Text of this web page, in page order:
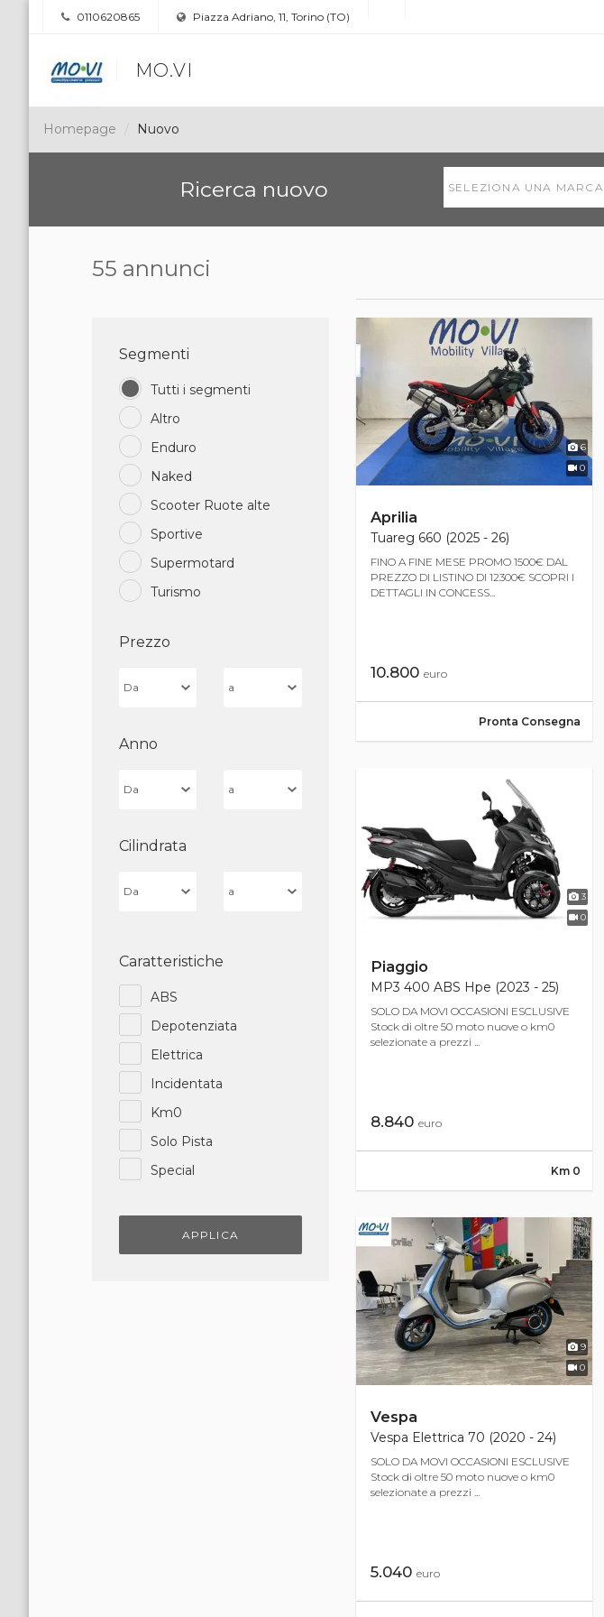
0110620865 Piazza Adriano, 11, Torino (TO)
MO.VI
Homepage Nuovo
Ricerca nuovo SELEZIONA UNA MARCA
55 annunci
Segmenti
Tutti i segmenti
Altro
Enduro
Naked
Scooter Ruote alte
Sportive
Supermotard
Turismo
Prezzo
Anno
Cilindrata
Caratteristiche
ABS
Depotenziata
Elettrica
Incidentata
Km0
Solo Pista
Special
APPLICA
6
0
Aprilia
Tuareg 660 (2025 - 26)
FINO A FINE MESE PROMO 1500€ DAL
PREZZO DI LISTINO DI 12300€ SCOPRI I
DETTAGLI IN CONCESS...
10.800 euro
Pronta Consegna
3
0
Piaggio
MP3 400 ABS Hpe (2023 - 25)
SOLO DA MOVI OCCASIONI ESCLUSIVE
Stock di oltre 50 moto nuove o km0
selezionate a prezzi ...
8.840 euro
Km 0
9
0
Vespa
Vespa Elettrica 70 (2020 - 24)
SOLO DA MOVI OCCASIONI ESCLUSIVE
Stock di oltre 50 moto nuove o km0
selezionate a prezzi ...
5.040 euro